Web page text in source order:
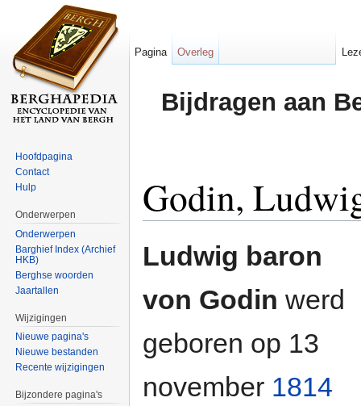
Bijdragen aan
Godin,
Ludwig baron
von Godin werd
geboren op 13
november 1814
Pagina Overleg
Hoofdpagina
Contact
Hulp
Onderwerpen
Onderwerpen
Barghief Index (Archief
HKB)
Berghse woorden
Jaartallen
Wijzigingen
Nieuwe pagina's
Nieuwe bestanden
Recente wijzigingen
Bijzondere pagina's